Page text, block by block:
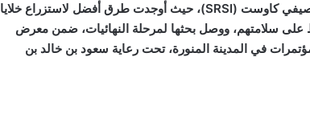
كاوست (SRSI)، حيث أوجدت طرق أفضل لاستزراع خلايا
على سلامتهم، ووصل بحثها لمرحلة النهائيات، ضمن معرض
في المدينة المنورة، تحت رعاية سعود بن خالد بن